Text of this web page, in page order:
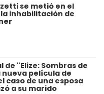
se metió en el
inhabilitación de
de "Elize: Sombras de
película de
caso de una esposa
a su marido